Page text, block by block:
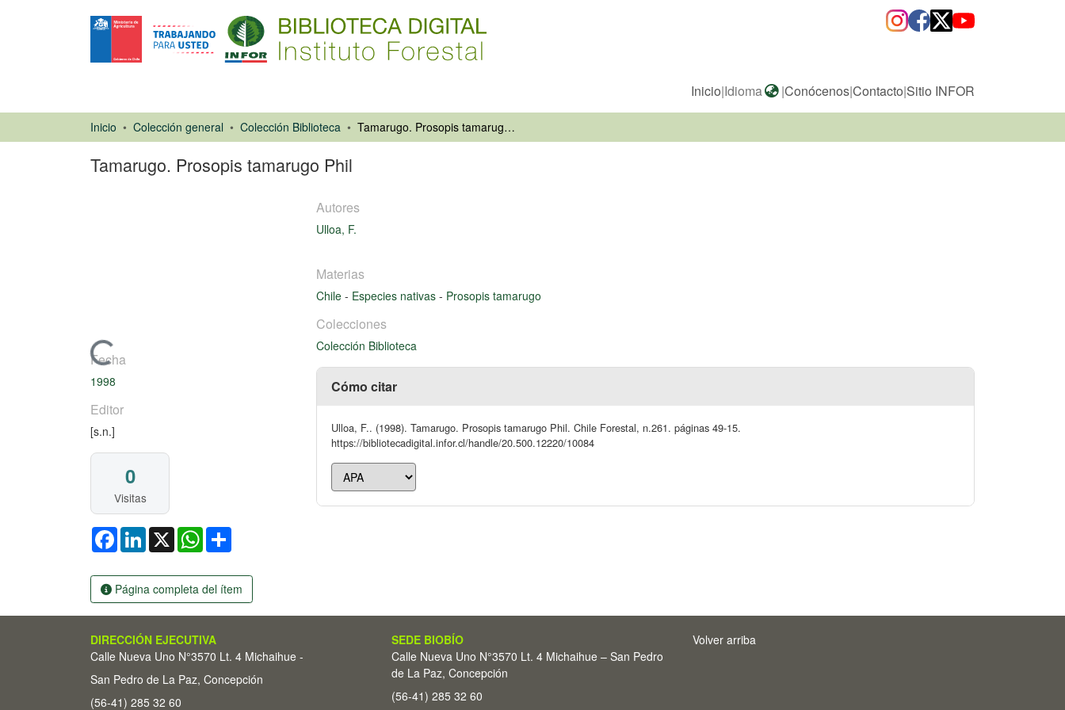
Inicio|Idioma |Conócenos|Contacto|Sitio INFOR
Inicio Colección general Colección Biblioteca Tamarugo. Prosopis tamarugo Phil
Tamarugo. Prosopis tamarugo Phil
Cargando...
Fecha
1998
Editor
[s.n.]
0
Visitas
FacebookLinkedIn
X WhatsApp
Página completa del ítem
Autores
Ulloa, F.
Materias
Chile - Especies nativas - Prosopis tamarugo
Colecciones
Colección Biblioteca
Cómo citar
Ulloa, F.. (1998). Tamarugo. Prosopis tamarugo Phil. Chile Forestal, n.261. páginas 49-15.
https://bibliotecadigital.infor.cl/handle/20.500.12220/10084
DIRECCIÓN EJECUTIVA
Calle Nueva Uno N°3570 Lt. 4 Michaihue -
San Pedro de La Paz, Concepción
(56-41) 285 32 60
SEDE BIOBÍO
Calle Nueva Uno N°3570 Lt. 4 Michaihue – San Pedro
de La Paz, Concepción
(56-41) 285 32 60
Volver arriba